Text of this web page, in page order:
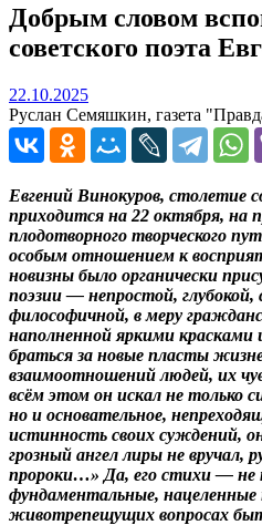
Добрым словом
советского поэта
22.10.202522.10.2025
Руслан Семяшкин, газета
Евгений Винокуров, столетие
приходится на 22 октября, на
плодотворного творческого
особым отношением к
новизны было органически
поэзии — непростой, глубокой,
философичной, в меру
наполненной яркими
браться за новые пласты
взаимоотношений людей, их
всём этом он искал не только
но и основательное,
истинность своих суждений,
грозный ангел лиры не вручал,
пророки…» Да, его стихи — не
фундаментальные, нацеленные
животрепещущих вопросах